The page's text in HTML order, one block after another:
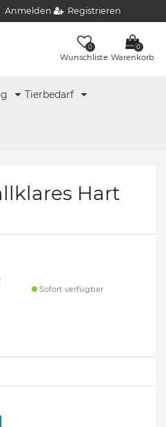
Anmelden Registrieren
0
Wunschliste
0
Warenkorb
Tierbedarf
Hart
Sofort verfügbar